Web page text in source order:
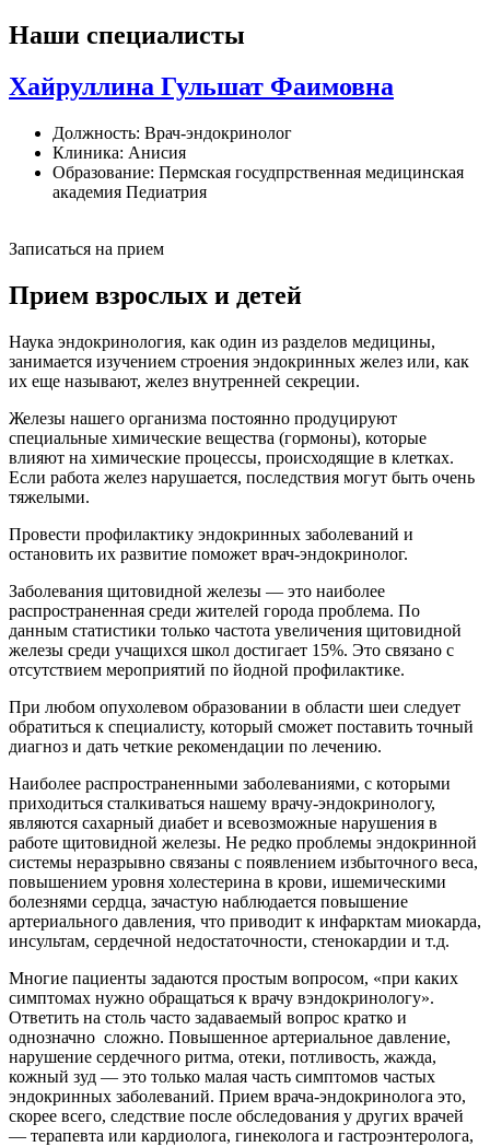
Наши специалисты
Хайруллина Гульшат Фаимовна
Должность: Врач-эндокринолог
Клиника: Анисия
Образование: Пермская госудпрственная медицинская
академия Педиатрия
Записаться на прием
Прием взрослых и детей
Наука эндокринология, как один из разделов медицины,
занимается изучением строения эндокринных желез или, как
их еще называют, желез внутренней секреции.
Железы нашего организма постоянно продуцируют
специальные химические вещества (гормоны), которые
влияют на химические процессы, происходящие в клетках.
Если работа желез нарушается, последствия могут быть очень
тяжелыми.
Провести профилактику эндокринных заболеваний и
остановить их развитие поможет врач-эндокринолог.
Заболевания щитовидной железы — это наиболее
распространенная среди жителей города проблема. По
данным статистики только частота увеличения щитовидной
железы среди учащихся школ достигает 15%. Это связано с
отсутствием мероприятий по йодной профилактике.
При любом опухолевом образовании в области шеи следует
обратиться к специалисту, который сможет поставить точный
диагноз и дать четкие рекомендации по лечению.
Наиболее распространенными заболеваниями, с которыми
приходиться сталкиваться нашему врачу-эндокринологу,
являются сахарный диабет и всевозможные нарушения в
работе щитовидной железы. Не редко проблемы эндокринной
системы неразрывно связаны с появлением избыточного веса,
повышением уровня холестерина в крови, ишемическими
болезнями сердца, зачастую наблюдается повышение
артериального давления, что приводит к инфарктам миокарда,
инсультам, сердечной недостаточности, стенокардии и т.д.
Многие пациенты задаются простым вопросом, «при каких
симптомах нужно обращаться к врачу вэндокринологу».
Ответить на столь часто задаваемый вопрос кратко и
однозначно сложно. Повышенное артериальное давление,
нарушение сердечного ритма, отеки, потливость, жажда,
кожный зуд — это только малая часть симптомов частых
эндокринных заболеваний. Прием врача-эндокринолога это,
скорее всего, следствие после обследования у других врачей
— терапевта или кардиолога, гинеколога и гастроэнтеролога,